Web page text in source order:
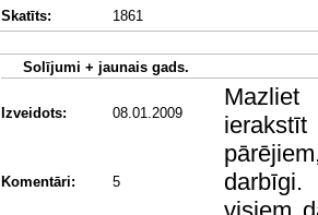
Skatīts: 1861
Solījumi + jaunais gads.
Izveidots: 08.01.2009
Mazliet
Komentāri: 5